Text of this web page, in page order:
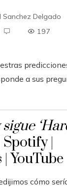
Sanchez Delgado
197
Spotify |
YouTube
cómo